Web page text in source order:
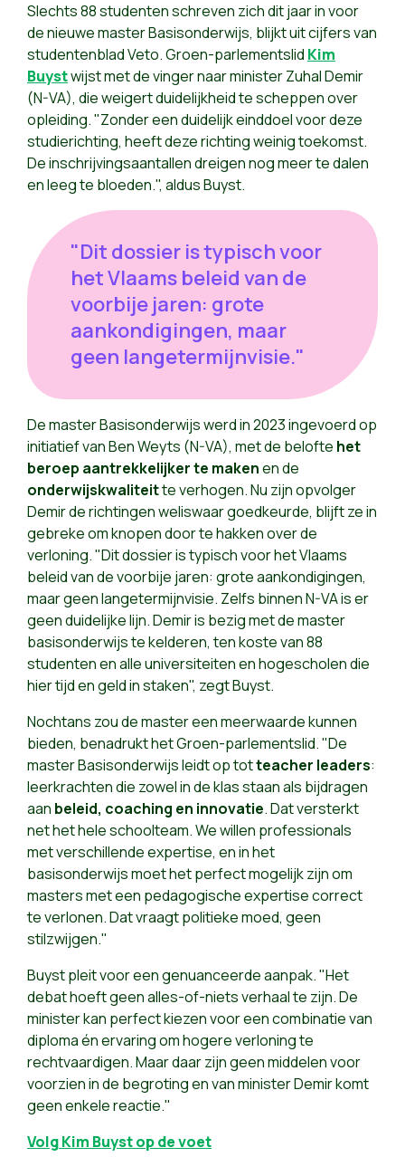
Slechts 88 studenten schreven zich dit jaar in voor
de nieuwe master Basisonderwijs, blijkt uit cijfers van
studentenblad Veto. Groen-parlementslid Kim
Buystwijst met de vinger naar minister Zuhal Demir
(N-VA), die weigert duidelijkheid te scheppen over
opleiding. "Zonder een duidelijk einddoel voor deze
studierichting, heeft deze richting weinig toekomst.
De inschrijvingsaantallen dreigen nog meer te dalen
en leeg te bloeden.", aldus Buyst.
"Dit dossier is typisch voor
het Vlaams beleid van de
voorbije jaren: grote
aankondigingen, maar
geen langetermijnvisie."
De master Basisonderwijs werd in 2023 ingevoerd op
initiatief van Ben Weyts (N-VA), met de belofte het
beroep aantrekkelijker te makenen de
onderwijskwaliteitte verhogen. Nu zijn opvolger
Demir de richtingen weliswaar goedkeurde, blijft ze in
gebreke om knopen door te hakken over de
verloning. "Dit dossier is typisch voor het Vlaams
beleid van de voorbije jaren: grote aankondigingen,
maar geen langetermijnvisie. Zelfs binnen N-VA is er
geen duidelijke lijn. Demir is bezig met de master
basisonderwijs te kelderen, ten koste van 88
studenten en alle universiteiten en hogescholen die
hier tijd en geld in staken", zegt Buyst.
Nochtans zou de master een meerwaarde kunnen
bieden, benadrukt het Groen-parlementslid. "De
master Basisonderwijs leidt op totteacher leaders:
leerkrachten die zowel in de klas staan als bijdragen
aan beleid, coaching en innovatie. Dat versterkt
net het hele schoolteam. We willen professionals
met verschillende expertise, en in het
basisonderwijs moet het perfect mogelijk zijn om
masters met een pedagogische expertise correct
te verlonen. Dat vraagt politieke moed, geen
stilzwijgen."
Buyst pleit voor een genuanceerde aanpak. "Het
debat hoeft geen alles-of-niets verhaal te zijn. De
minister kan perfect kiezen voor een combinatie van
diploma én ervaring om hogere verloning te
rechtvaardigen. Maar daar zijn geen middelen voor
voorzien in de begroting en van minister Demir komt
geen enkele reactie."
Volg Kim Buyst op de voet